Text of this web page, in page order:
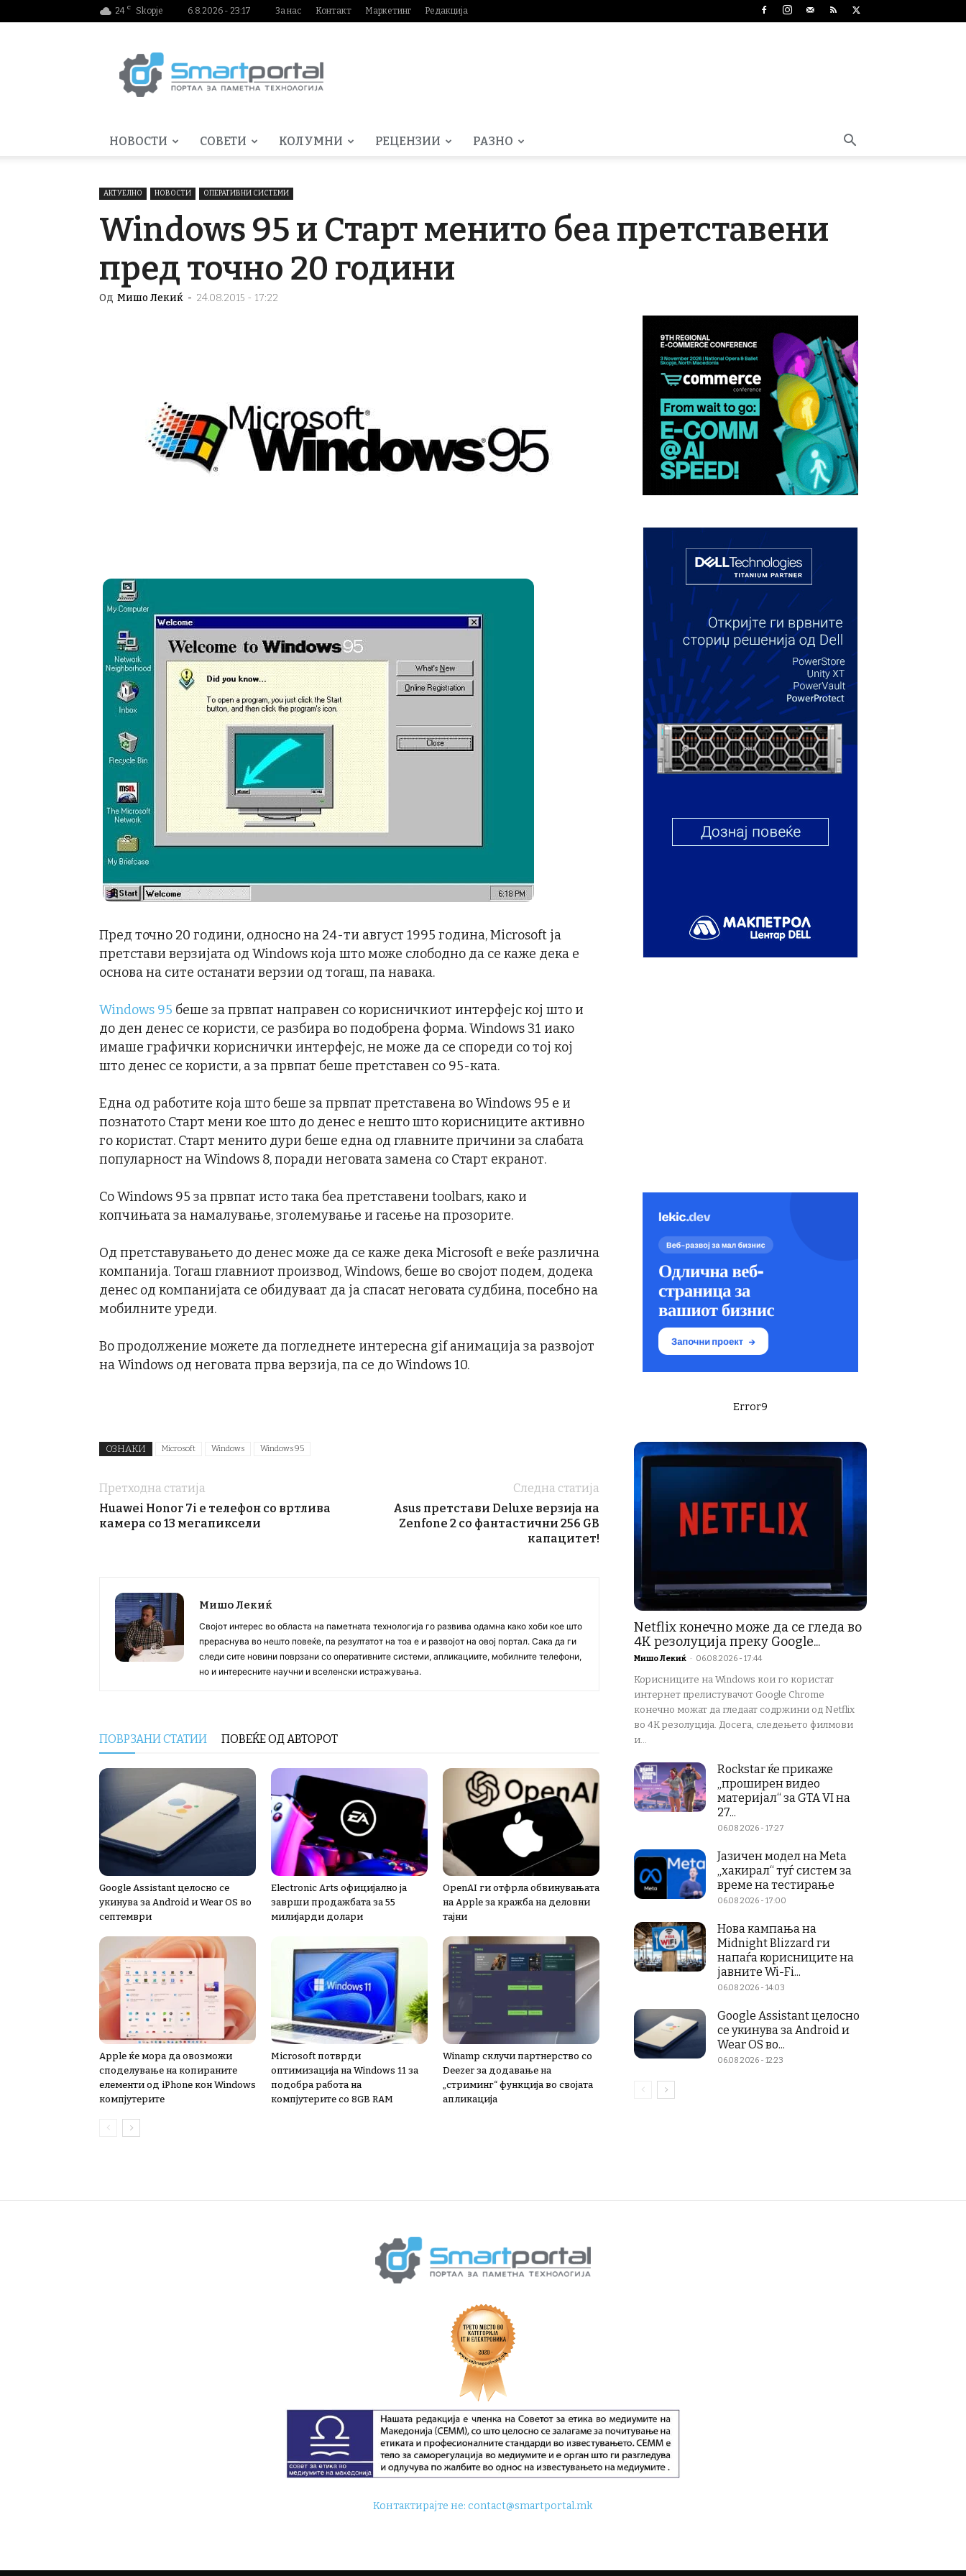
24 C Skopje 6.8.2026 - 23:17 За нас Контакт Маркетинг Редакција
НОВОСТИ СОВЕТИ КОЛУМНИ РЕЦЕНЗИИ РАЗНО
АКТУЕЛНО НОВОСТИ ОПЕРАТИВНИ СИСТЕМИ
Windows 95 и Старт менито беа претставени
пред точно 20 години
Од Мишо Лекиќ - 24.08.2015 - 17:22
Пред точно 20 години, односно на 24-ти август 1995 година, Microsoft ја
претстави верзијата од Windows која што може слободно да се каже дека е
основа на сите останати верзии од тогаш, па навака.
Windows 95 беше за првпат направен со корисничкиот интерфејс кој што и
до ден денес се користи, се разбира во подобрена форма. Windows 3.1 иако
имаше графички кориснички интерфејс, не може да се спореди со тој кој
што денес се користи, а за првпат беше претставен со 95-ката.
Една од работите која што беше за првпат претставена во Windows 95 е и
познатото Старт мени кое што до денес е нешто што корисниците активно
го користат. Старт менито дури беше една од главните причини за слабата
популарност на Windows 8, поради неговата замена со Старт екранот.
Со Windows 95 за првпат исто така беа претставени toolbars, како и
копчињата за намалување, зголемување и гасење на прозорите.
Од претставувањето до денес може да се каже дека Microsoft е веќе различна
компанија. Тогаш главниот производ, Windows, беше во својот подем, додека
денес од компанијата се обидуваат да ја спасат неговата судбина, посебно на
мобилните уреди.
Во продолжение можете да погледнете интересна gif анимација за развојот
на Windows од неговата прва верзија, па се до Windows 10.
ОЗНАКИ Microsoft Windows Windows 95
Претходна статија
Huawei Honor 7i е телефон со вртлива
камера со 13 мегапиксели
Следна статија
Asus претстави Deluxe верзија на
Zenfone 2 со фантастични 256 GB
капацитет!
Мишо Лекиќ
Својот интерес во областа на паметната технологија го развива одамна како хоби кое што
прераснува во нешто повеќе, па резултатот на тоа е и развојот на овој портал. Сака да ги
следи сите новини поврзани со оперативните системи, апликациите, мобилните телефони,
но и интересните научни и вселенски истражувања.
ПОВРЗАНИ СТАТИИ ПОВЕЌЕ ОД АВТОРОТ
Google Assistant целосно се
укинува за Android и Wear OS во
септември
Electronic Arts официјално ја
заврши продажбата за 55
милијарди долари
OpenAI ги отфрла обвинувањата
на Apple за кражба на деловни
тајни
Apple ќе мора да овозможи
споделување на копираните
елементи од iPhone кон Windows
компјутерите
Microsoft потврди
оптимизација на Windows 11 за
подобра работа на
компјутерите со 8GB RAM
Winamp склучи партнерство со
Deezer за додавање на
„стриминг“ функција во својата
апликација
Error9
Netflix конечно може да се гледа во
4K резолуција преку Google...
Мишо Лекиќ - 06.08.2026 - 17:44
Корисниците на Windows кои го користат
интернет прелистувачот Google Chrome
конечно можат да гледаат содржини од Netflix
во 4K резолуција. Досега, следењето филмови
и...
Rockstar ќе прикаже
„проширен видео
материјал“ за GTA VI на
27...
06.08.2026 - 17:27
Јазичен модел на Meta
„хакирал“ туѓ систем за
време на тестирање
06.08.2026 - 17:00
Нова кампања на
Midnight Blizzard ги
напаѓа корисниците на
јавните Wi-Fi...
06.08.2026 - 14:03
Google Assistant целосно
се укинува за Android и
Wear OS во...
06.08.2026 - 12:23
Контактирајте не:contact@smartportal.mk